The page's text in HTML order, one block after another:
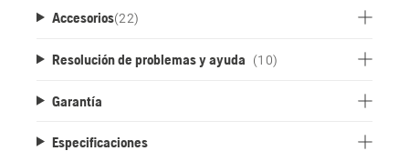
Accesorios(22)
Resolución de problemas y ayuda (10)
Garantía
Especificaciones